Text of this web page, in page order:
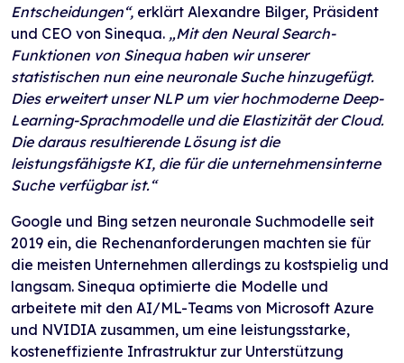
Entscheidungen“, erklärt Alexandre Bilger, Präsident
und CEO von Sinequa. „Mit den Neural Search-
Funktionen von Sinequa haben wir unserer
statistischen nun eine neuronale Suche hinzugefügt.
Dies erweitert unser NLP um vier hochmoderne Deep-
Learning-Sprachmodelle und die Elastizität der Cloud.
Die daraus resultierende Lösung ist die
leistungsfähigste KI, die für die unternehmensinterne
Suche verfügbar ist.“
Google und Bing setzen neuronale Suchmodelle seit
2019 ein, die Rechenanforderungen machten sie für
die meisten Unternehmen allerdings zu kostspielig und
langsam. Sinequa optimierte die Modelle und
arbeitete mit den AI/ML-Teams von Microsoft Azure
und NVIDIA zusammen, um eine leistungsstarke,
kosteneffiziente Infrastruktur zur Unterstützung